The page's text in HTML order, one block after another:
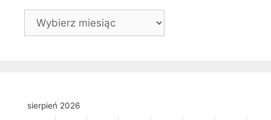
Archiwa
sierpień 2026